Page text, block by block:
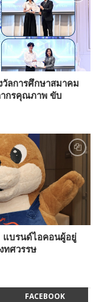
วัลการศึกษาสมาคม
ากรคุณภาพ ขับ
แบรนด์ไอคอนผู้อยู่
ทศวรรษ
FACEBOOK